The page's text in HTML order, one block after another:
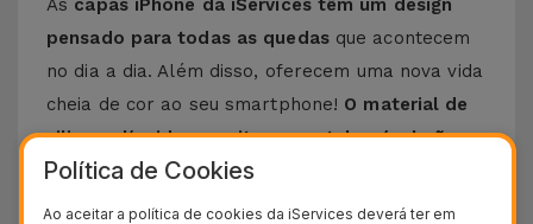
As capas iPhone da iServices têm um design
pensado para todas as quedasque acontecem
no dia a dia. Além disso, oferecem uma nova vida
cheia de cor ao seu smartphone! O material de
silicone líquido permite que o telemóvel não
escorregue da mão e é resistente a riscos
Esta Capa é compatível com os modelos
Política de Cookies
Ao aceitar a política de cookies da iServices deverá ter em